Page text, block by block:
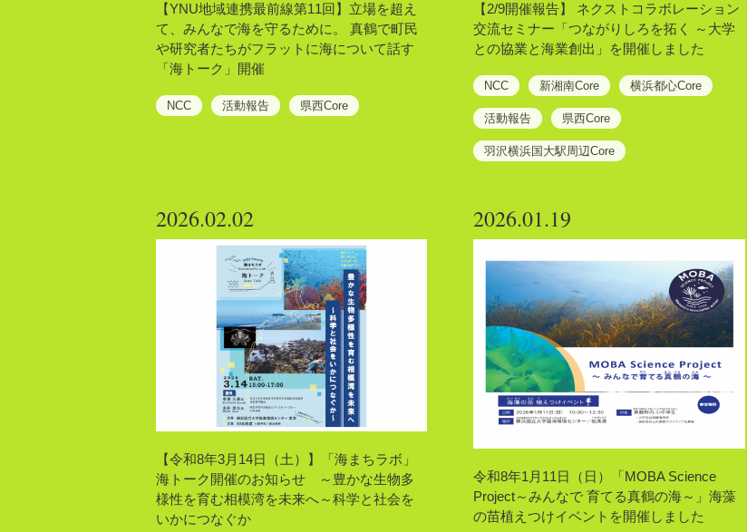
【YNU地域連携最前線第11回】立場を超え
て、みんなで海を守るために。 真鶴で町民
や研究者たちがフラットに海について話す
「海トーク」開催
NCC 活動報告 県西Core
【2/9開催報告】 ネクストコラボレーション
交流セミナー「つながりしろを拓く ～大学
との協業と海業創出」を開催しました
NCC 新湘南Core 横浜都心Core
活動報告 県西Core
羽沢横浜国大駅周辺Core
2026.02.02
【令和8年3月14日（土）】「海まちラボ」
海トーク開催のお知らせ ～豊かな生物多
様性を育む相模湾を未来へ～科学と社会を
いかにつなぐか
2026.01.19
令和8年1月11日（日）「MOBA Science
Project～みんなで 育てる真鶴の海～」海藻
の苗植えつけイベントを開催しました